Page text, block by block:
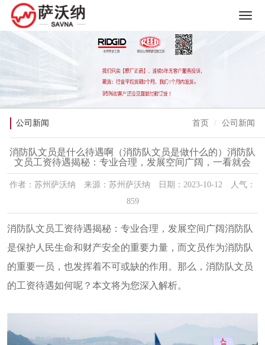
公司新闻 首页 公司新闻
消防队文员是什么待遇啊（消防队文员是做什么的）消防队
文员工资待遇揭秘：专业合理，发展空间广阔，一看就会
作者：苏州萨沃纳 来源：苏州萨沃纳 日期：2023-10-12 人气：
859
消防队文员工资待遇揭秘：专业合理，发展空间广阔消防队
是保护人民生命和财产安全的重要力量，而文员作为消防队
的重要一员，也发挥着不可或缺的作用。那么，消防队文员
的工资待遇如何呢？本文将为您深入解析。